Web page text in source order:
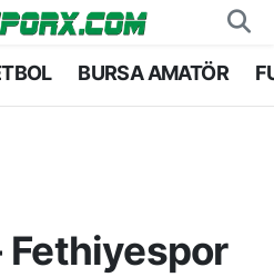
BURSA AMATÖR
Fethiyespor
Haritası